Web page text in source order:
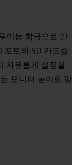
미늄 합금으로 만
포트와 SD 카드슬
자유롭게 설정할
모니터 높이로 맞